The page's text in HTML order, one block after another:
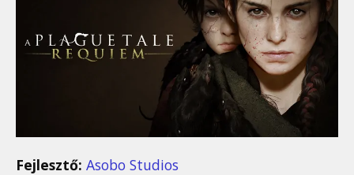
Fejlesztő: Asobo Studios